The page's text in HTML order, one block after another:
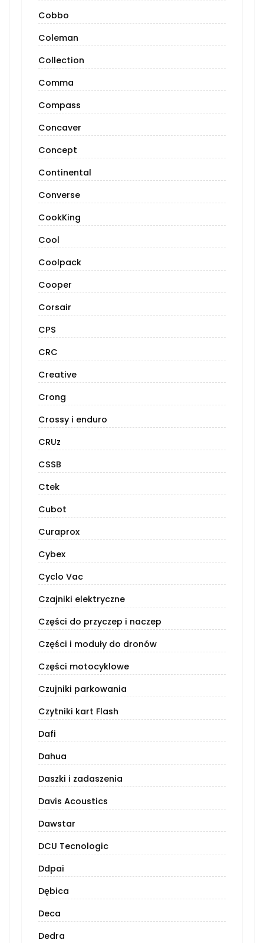
Cobbo
Coleman
Collection
Comma
Compass
Concaver
Concept
Continental
Converse
CookKing
Cool
Coolpack
Cooper
Corsair
CPS
CRC
Creative
Crong
Crossy i enduro
CRUz
CSSB
Ctek
Cubot
Curaprox
Cybex
Cyclo Vac
Czajniki elektryczne
Części do przyczep i naczep
Części i moduły do dronów
Części motocyklowe
Czujniki parkowania
Czytniki kart Flash
Dafi
Dahua
Daszki i zadaszenia
Davis Acoustics
Dawstar
DCU Tecnologic
Ddpai
Dębica
Deca
Dedra